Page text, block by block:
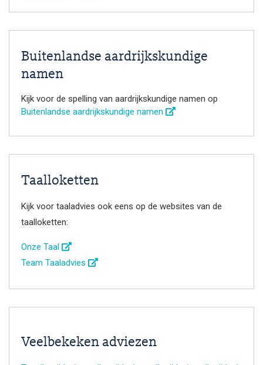
Buitenlandse aardrijkskundige
namen
Kijk voor de spelling van aardrijkskundige namen op
Buitenlandse aardrijkskundige namen
Taalloketten
Kijk voor taaladvies ook eens op de websites van de
taalloketten:
Onze Taal
Team Taaladvies
Veelbekeken adviezen